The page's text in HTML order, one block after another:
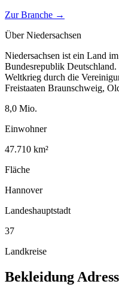
Zur Branche →
ÜberNiedersachsen
Niedersachsen ist ein Land
Bundesrepublik
Weltkrieg durch die
Freistaaten Braunschweig,
8,0 Mio.
Einwohner
47.710 km²
Fläche
Hannover
Landeshauptstadt
37
Landkreise
Bekleidung